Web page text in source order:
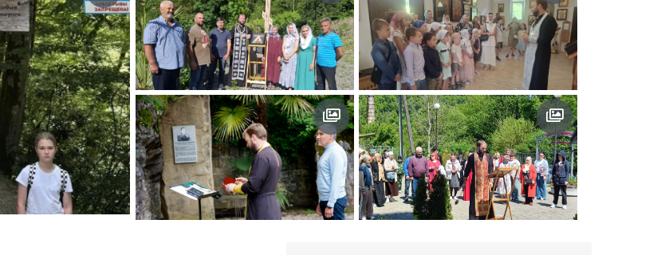
12.07.2026
Молебен с акафистом свт.
Тихону
07.07.2026 Экскурсия по храму
22.05.2026
Молебен у сероводородных
источников
10.05.2026
Благодарственный молебен
в день победы